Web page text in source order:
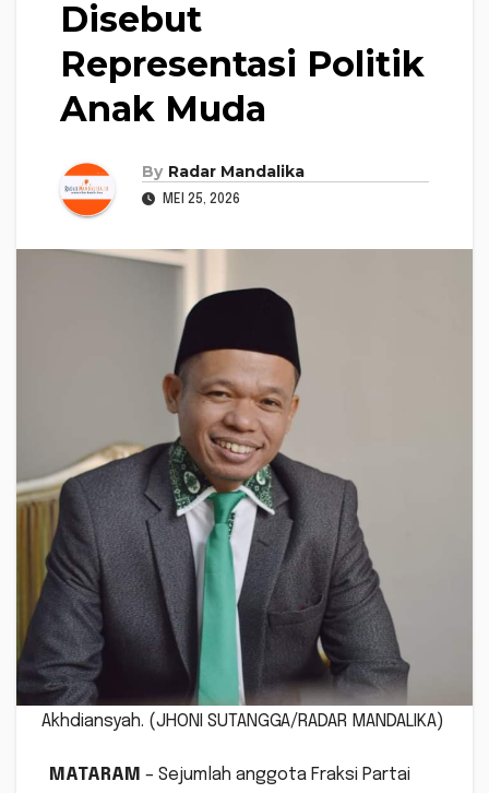
Disebut
Representasi Politik
Anak Muda
By Radar Mandalika
MEI 25, 2026
Akhdiansyah. (JHONI SUTANGGA/RADAR MANDALIKA)
MATARAM – Sejumlah anggota Fraksi Partai